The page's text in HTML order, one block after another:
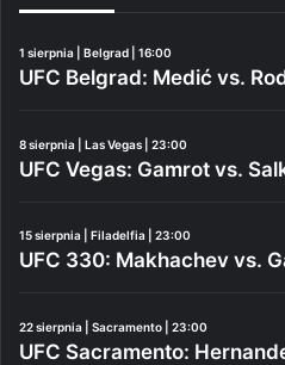
1 sierpnia | Belgrad | 16:00
UFC Belgrad: Medić vs.
8 sierpnia | Las Vegas | 23:00
UFC Vegas: Gamrot vs.
15 sierpnia | Filadelfia | 23:00
UFC 330: Makhachev vs.
22 sierpnia | Sacramento | 23:00
UFC Sacramento: